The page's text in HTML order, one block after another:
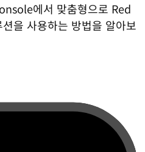
에서 맞춤형으로 Red
을 사용하는 방법을 알아보